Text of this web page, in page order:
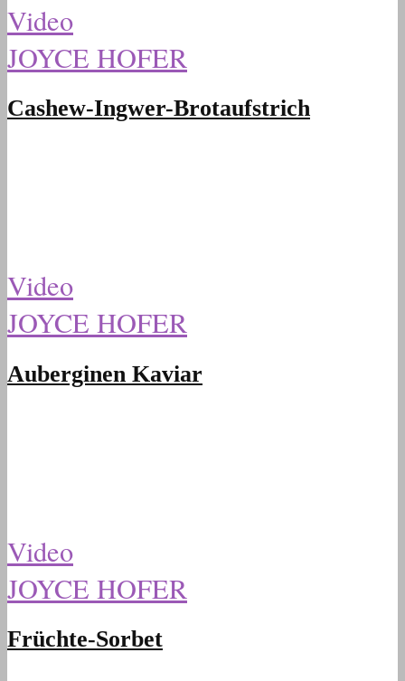
Video
JOYCE HOFER
Cashew-Ingwer-Brotaufstrich
Video
JOYCE HOFER
Auberginen Kaviar
Video
JOYCE HOFER
Früchte-Sorbet